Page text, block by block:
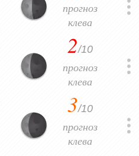
прогноз
клева
2/10
прогноз
клева
3/10
прогноз
клева